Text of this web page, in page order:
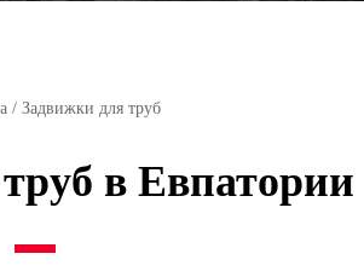
/ Задвижки для труб
в Евпатории